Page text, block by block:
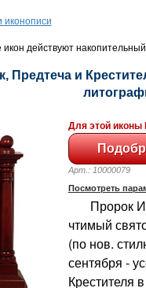
иконописи
действуют накопительный
Предтеча и
Для этой иконы
Арт.: 10000079
Посмотреть
Пророк
чтимый
(по нов.
сентября -
Крестителя